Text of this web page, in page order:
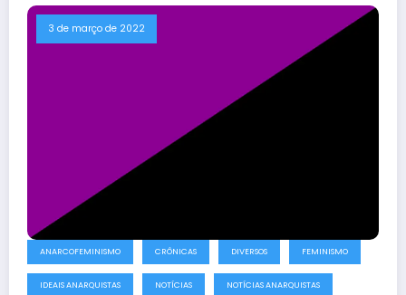
3 de março de 2022
ANARCOFEMINISMO CRÔNICAS DIVERSOS FEMINISMO
IDEAIS ANARQUISTAS NOTÍCIAS NOTÍCIAS ANARQUISTAS